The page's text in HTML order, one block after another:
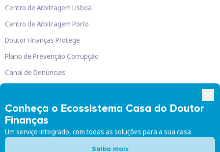
Conheça o Ecossistema Casa do Doutor
Finanças
Um serviço integrado, com todas as soluções para a sua casa
Saiba mais
Centro de Arbitragem Lisboa
Centro de Arbitragem Porto
Doutor Finanças Protege
Plano de Prevenção Corrupção
Canal de Denúncias
Doutor Finanças, Lda